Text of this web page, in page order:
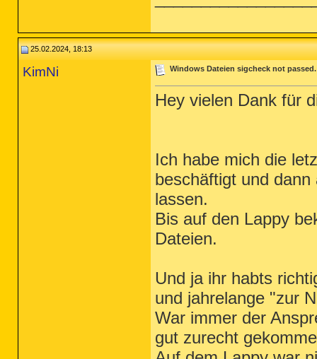
25.02.2024, 18:13
KimNi Windows Dateien sigcheck not
Hey vielen Dank für
Ich habe mich die
beschäftigt und
lassen.
Bis auf den Lappy
Dateien.
Und ja ihr habts
und jahrelange "zur
War immer der
gut zurecht